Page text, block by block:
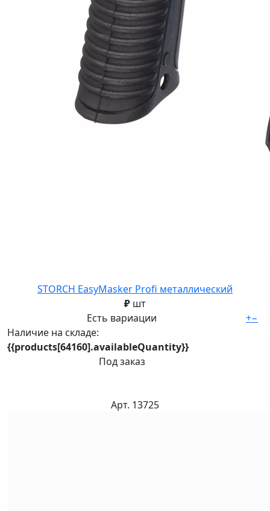
STORCH EasyMasker Profi металлический
₽ шт
Есть вариации
Наличие на складе:
{{products[64160].availableQuantity}}
Под заказ
+−
Арт. 13725